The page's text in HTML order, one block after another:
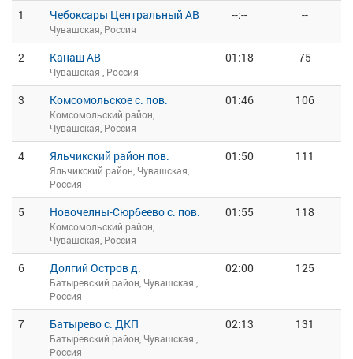
1
Чебоксары Центральный АВ
Чувашская, Россия
--:-- --
2 Канаш АВ
Чувашская , Россия
01:18 75
3 Комсомольское с. пов.
Комсомольский район,
Чувашская, Россия
01:46 106
4 Яльчикский район пов.
Яльчикский район, Чувашская,
Россия
01:50 111
5 Новочелны-Сюрбеево с. пов.
Комсомольский район,
Чувашская, Россия
01:55 118
6 Долгий Остров д.
Батыревский район, Чувашская ,
Россия
02:00 125
7 Батырево с. ДКП
Батыревский район, Чувашская ,
Россия
02:13 131